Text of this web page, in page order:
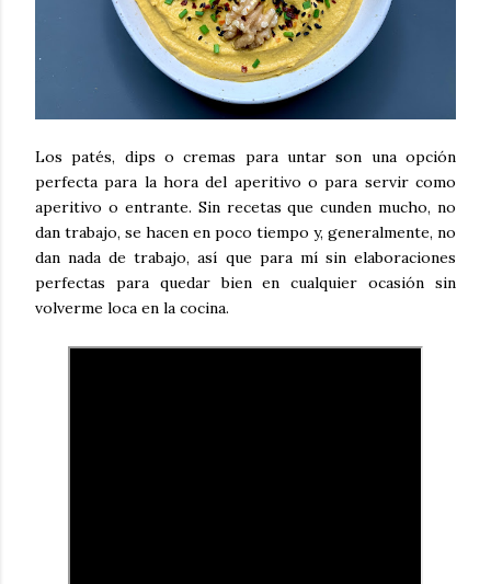
Los patés, dips o cremas para untar son una opción
perfecta para la hora del aperitivo o para servir como
aperitivo o entrante. Sin recetas que cunden mucho, no
dan trabajo, se hacen en poco tiempo y, generalmente, no
dan nada de trabajo, así que para mí sin elaboraciones
perfectas para quedar bien en cualquier ocasión sin
volverme loca en la cocina.